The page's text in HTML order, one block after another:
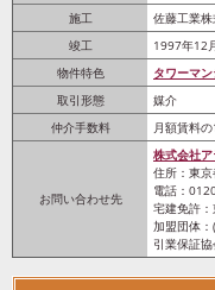
施工
佐藤工業
竣工
1997年12
物件特色
タワーマ
取引形態
媒介
仲介手数料
月額賃料
お問い合わせ先
株式会社
住所：東
電話：
宅建免許
加盟団体
引業保証